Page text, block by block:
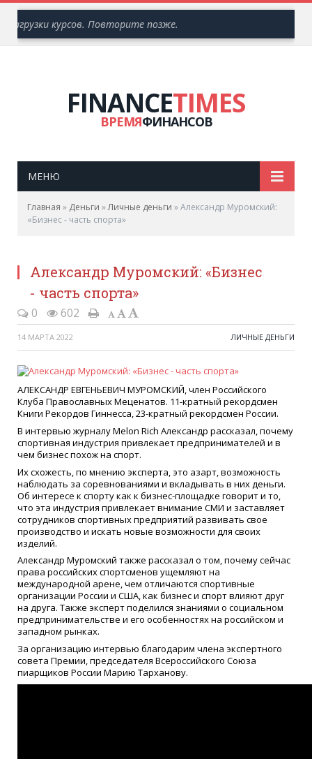
загрузки курсов. Повторите позже.
FINANCETIMES
ВРЕМЯФИНАНСОВ
МЕНЮ
Главная » Деньги »Личные деньги »Александр Муромский:
«Бизнес - часть спорта»
Александр Муромский: «Бизнес
- часть спорта»
0 602
14 МАРТА 2022 ЛИЧНЫЕ ДЕНЬГИ
АЛЕКСАНДР ЕВГЕНЬЕВИЧ МУРОМСКИЙ, член Российского
Клуба Православных Меценатов. 11-кратный рекордсмен
Книги Рекордов Гиннесса, 23-кратный рекордсмен России.
В интервью журналу Melon Rich Александр рассказал, почему
спортивная индустрия привлекает предпринимателей и в
чем бизнес похож на спорт.
Их схожесть, по мнению эксперта, это азарт, возможность
наблюдать за соревнованиями и вкладывать в них деньги.
Об интересе к спорту как к бизнес-площадке говорит и то,
что эта индустрия привлекает внимание СМИ и заставляет
сотрудников спортивных предприятий развивать свое
производство и искать новые возможности для своих
изделий.
Александр Муромский также рассказал о том, почему сейчас
права российских спортсменов ущемляют на
международной арене, чем отличаются спортивные
организации России и США, как бизнес и спорт влияют друг
на друга. Также эксперт поделился знаниями о социальном
предпринимательстве и его особенностях на российском и
западном рынках.
За организацию интервью благодарим члена экспертного
совета Премии, председателя Всероссийского Союза
пиарщиков России Марию Тарханову.